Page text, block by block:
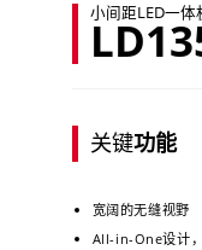
小间距LED一体
关键功能
宽阔的无缝视野
All-in-One设计